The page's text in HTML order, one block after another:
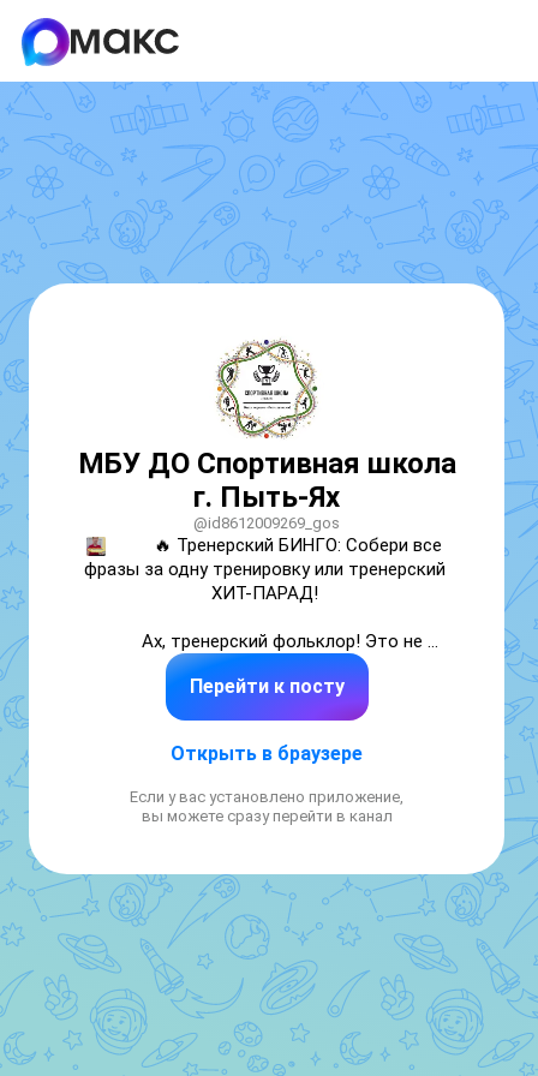
МБУ ДО Спортивная школа
г. Пыть-Ях
@id8612009269_gos
⠀ ⠀ 🔥 Тренерский БИНГО: Собери все
фразы за одну тренировку или тренерский
ХИТ-ПАРАД!
⠀ ⠀ Ах, тренерский фольклор! Это не
просто набор фраз, это целая философия,
передающаяся из поколения в поколение
⠀ ⠀ Если ты это слышал, значит, ты —
пополнить коллекцию бессмертных цитат
нашего любимого наставника.
Приготовьтесь к ностальгии (и, возможно, к
легкой дрожи по спине)!
⠀ ⠀ Проверка на прочность: Сколько из
этих фраз вы слышали?
Перейти к посту
Открыть в браузере
Если у вас установлено приложение,
вы можете сразу перейти в канал